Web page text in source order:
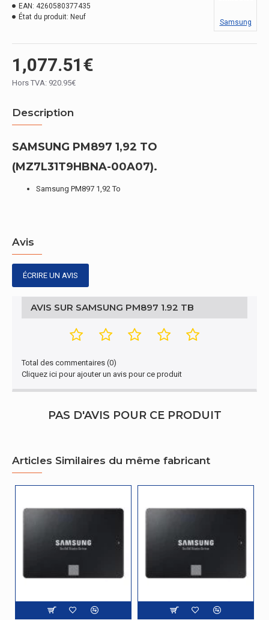
1,077.51€
Hors TVA: 920.95€
EAN: 4260580377435
État du produit: Neuf
Samsung
Description
SAMSUNG PM897 1,92 TO
(MZ7L31T9HBNA-00A07).
Samsung PM897 1,92 To
Avis
ÉCRIRE UN AVIS
AVIS SUR SAMSUNG PM897 1.92 TB
Total des commentaires (0)
Cliquez ici pour ajouter un avis pour ce produit
PAS D'AVIS POUR CE PRODUIT
Articles Similaires du même fabricant